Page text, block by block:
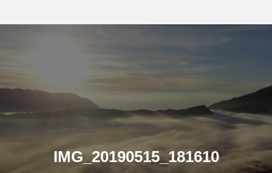
IMG_20190515_181610